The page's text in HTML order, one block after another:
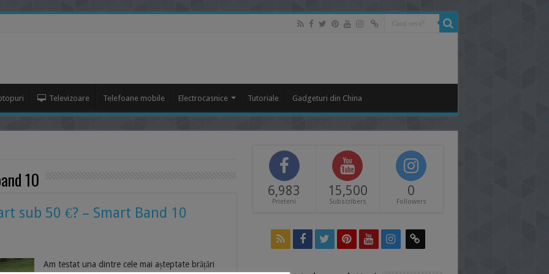
Televizoare Telefoane mobile Electrocasnice Tutoriale Gadgeturi din China
10
sub 50 €? – Smart Band 10
Am testat una dintre cele mai așteptate brățări
6,983
Prieteni
15,500
Subscribers
0
Followers